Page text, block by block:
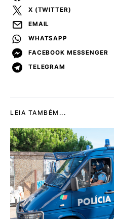
X (TWITTER)
EMAIL
WHATSAPP
FACEBOOK MESSENGER
TELEGRAM
LEIA TAMBÉM...